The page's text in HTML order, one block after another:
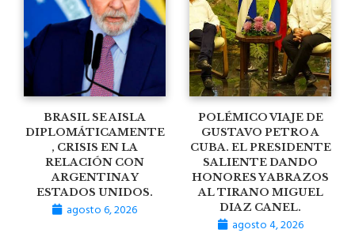
BRASIL SE AISLA
DIPLOMÁTICAMENTE
, CRISIS EN LA
RELACIÓN CON
ARGENTINA Y
ESTADOS UNIDOS.
agosto 6, 2026
POLÉMICO VIAJE DE
GUSTAVO PETRO A
CUBA. EL PRESIDENTE
SALIENTE DANDO
HONORES Y ABRAZOS
AL TIRANO MIGUEL
DIAZ CANEL.
agosto 4, 2026